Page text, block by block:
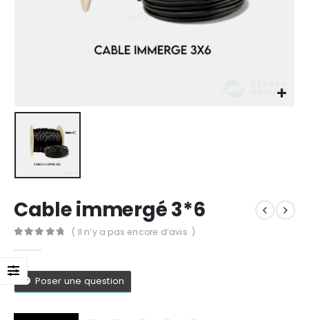
Cable immergé 3*6
( Il n’y a pas encore d’avis. )
Poser une question